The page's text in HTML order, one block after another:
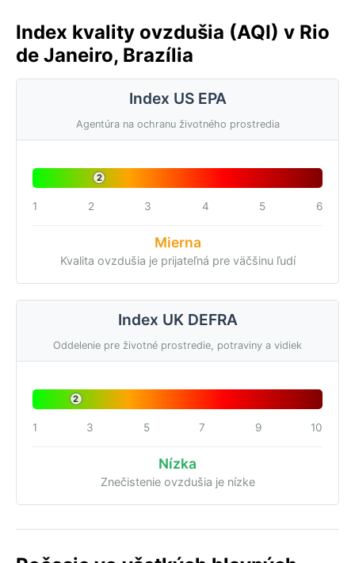
Index kvality ovzdušia (AQI) v Rio
de Janeiro, Brazília
Index US EPA
Agentúra na ochranu životného prostredia
2
1 2 3 4 5 6
Mierna
Kvalita ovzdušia je prijateľná pre väčšinu ľudí
Index UK DEFRA
Oddelenie pre životné prostredie, potraviny a vidiek
2
1 3 5 7 9 10
Nízka
Znečistenie ovzdušia je nízke